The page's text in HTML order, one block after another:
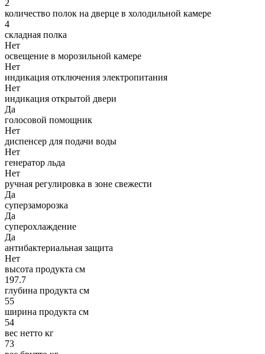
2
количество полок на дверце в холодильной камере
4
складная полка
Нет
освещение в морозильной камере
Нет
индикация отключения электропитания
Нет
индикация открытой двери
Да
голосовой помощник
Нет
диспенсер для подачи воды
Нет
генератор льда
Нет
ручная регулировка в зоне свежести
Да
суперзаморозка
Да
суперохлаждение
Да
антибактериальная защита
Нет
высота продукта см
197.7
глубина продукта см
55
ширина продукта см
54
вес нетто кг
73